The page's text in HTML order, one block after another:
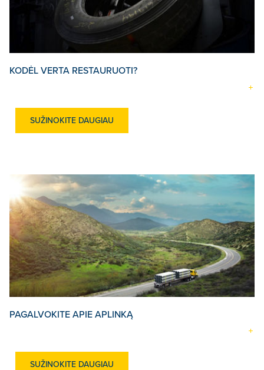
KODĖL VERTA RESTAURUOTI?
SUŽINOKITE DAUGIAU
PAGALVOKITE APIE APLINKĄ
SUŽINOKITE DAUGIAU